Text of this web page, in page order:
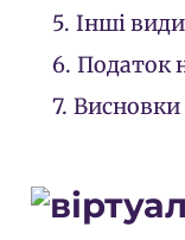
5. Інші
6. Податок
7. Висновки